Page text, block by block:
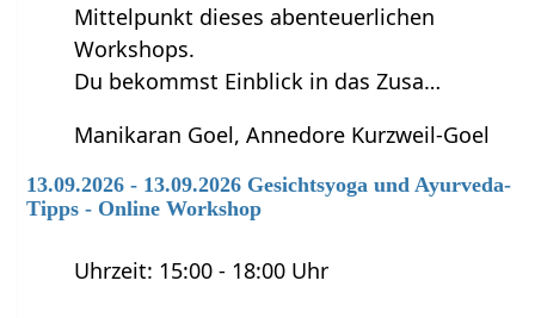
Mittelpunkt dieses abenteuerlichen
Workshops.
Du bekommst Einblick in das Zusa…
Manikaran Goel, Annedore Kurzweil-Goel
13.09.2026 - 13.09.2026 Gesichtsyoga und Ayurveda-
Tipps - Online Workshop
Uhrzeit: 15:00 - 18:00 Uhr